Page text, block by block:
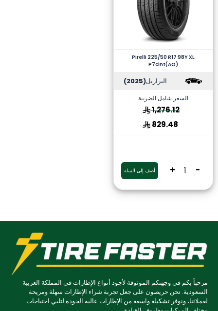
Pirelli 225/50 R17 98Y XL
P7cint(AO)
البرازيل(2025)
السعر شامل الضريبة
1,276.12
829.48
-
+ أضف إلى السلة
مرحباً بكم في وجهتكم الموثوقة لأجود أنواع الإطارات في المملكة العربية
السعودية. نحن حريصون على جعل تجربة شراء الإطارات سهلة ومريحة
لعملائنا، ونوفر تشكيلة واسعة من الإطارات عالية الجودة لتلبي احتياجات